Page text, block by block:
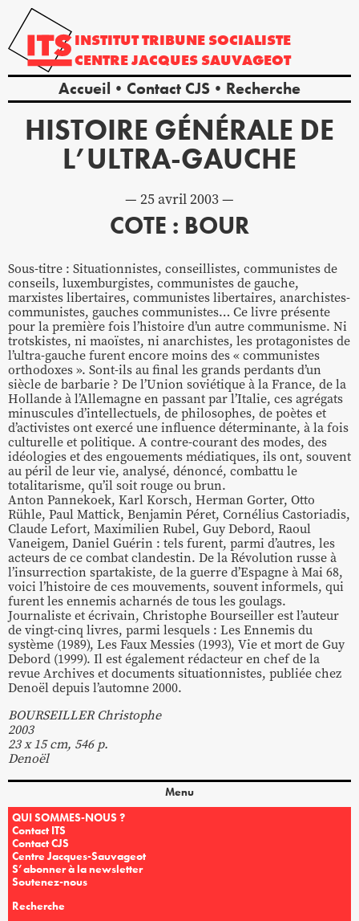
INSTITUTTRIBUNE SOCIALISTE
CENTREJACQUES SAUVAGEOT
Accueil Contact CJS Recherche
HISTOIRE GÉNÉRALE DE
L’ULTRA-GAUCHE
25 avril 2003
COTE : BOUR
Sous-titre : Situationnistes, conseillistes, communistes de
conseils, luxemburgistes, communistes de gauche,
marxistes libertaires, communistes libertaires, anarchistes-
communistes, gauches communistes… Ce livre présente
pour la première fois l’histoire d’un autre communisme. Ni
trotskistes, ni maoïstes, ni anarchistes, les protagonistes de
l’ultra-gauche furent encore moins des « communistes
orthodoxes ». Sont-ils au final les grands perdants d’un
siècle de barbarie ? De l’Union soviétique à la France, de la
Hollande à l’Allemagne en passant par l’Italie, ces agrégats
minuscules d’intellectuels, de philosophes, de poètes et
d’activistes ont exercé une influence déterminante, à la fois
culturelle et politique. A contre-courant des modes, des
idéologies et des engouements médiatiques, ils ont, souvent
au péril de leur vie, analysé, dénoncé, combattu le
totalitarisme, qu’il soit rouge ou brun.
Anton Pannekoek, Karl Korsch, Herman Gorter, Otto
Rühle, Paul Mattick, Benjamin Péret, Cornélius Castoriadis,
Claude Lefort, Maximilien Rubel, Guy Debord, Raoul
Vaneigem, Daniel Guérin : tels furent, parmi d’autres, les
acteurs de ce combat clandestin. De la Révolution russe à
l’insurrection spartakiste, de la guerre d’Espagne à Mai 68,
voici l’histoire de ces mouvements, souvent informels, qui
furent les ennemis acharnés de tous les goulags.
Journaliste et écrivain, Christophe Bourseiller est l’auteur
de vingt-cinq livres, parmi lesquels : Les Ennemis du
système (1989), Les Faux Messies (1993), Vie et mort de Guy
Debord (1999). Il est également rédacteur en chef de la
revue Archives et documents situationnistes, publiée chez
Denoël depuis l’automne 2000.
BOURSEILLER Christophe
2003
23 x 15 cm, 546 p.
Denoël
Menu
QUI SOMMES-NOUS ?
Contact ITS
Contact CJS
Centre Jacques-Sauvageot
S’abonner à la newsletter
Soutenez-nous
Recherche